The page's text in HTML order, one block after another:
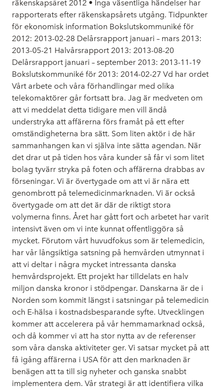
räkenskapsåret 2012 • Inga väsentliga händelser har
rapporterats efter räkenskapsårets utgång. Tidpunkter
för ekonomisk information Bokslutskommuniké för
2012: 2013-02-28 Delårsrapport januari – mars 2013:
2013-05-21 Halvårsrapport 2013: 2013-08-20
Delårsrapport januari – september 2013: 2013-11-19
Bokslutskommuniké för 2013: 2014-02-27 Vd har ordet
Vårt arbete och våra förhandlingar med olika
telekomaktörer går fortsatt bra. Jag är medveten om
att vi meddelat detta tidigare men vill ändå
understryka att affärerna förs framåt på ett efter
omständigheterna bra sätt. Som liten aktör i de här
sammanhangen kan vi själva inte sätta agendan. När
det drar ut på tiden hos våra kunder så får vi som litet
bolag tyvärr stryka på foten och affärerna drabbas av
förseningar. Vi är övertygade om att vi är nära ett
genombrott på telemedicinmarknaden. Vi är också
övertygade om att det är där de riktigt stora
volymerna finns. Året har gått fort och arbetet har varit
intensivt även om vi inte kunnat offentliggöra så
mycket. Förutom vårt huvudfokus som är telemedicin,
har vår långsiktiga satsning på hemvården utmynnat i
att vi deltar i några mycket intressanta danska
hemvårdsprojekt. Ett projekt har tilldelats en halv
miljon danska kronor i stödpengar. Danskarna är de i
Norden som kommit längst i satsningar på telemedicin
och E-hälsa i kostnadsbesparande syfte. Utvecklingen
kommer att accelerera på vår hemmamarknad också,
och då kommer vi att ha stor nytta av de referenser
som våra danska aktiviteter ger. Vi satsar mycket på att
få igång affärerna i USA för att den marknaden är
benägen att ta till sig nyheter och ganska snabbt
implementera dem. Vår strategi är att identifiera vilka